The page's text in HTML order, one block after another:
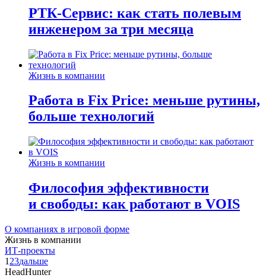
РТК-Сервис: как стать полевым
инженером за три месяца
Жизнь в компании
Работа в Fix Price: меньше рутины,
больше технологий
Жизнь в компании
Философия эффективности
и свободы: как работают в VOIS
О компаниях в игровой форме
Жизнь в компании
ИТ-проекты
1 23дальше
HeadHunter